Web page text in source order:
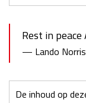
Rest in
— Lando
De inhoud op